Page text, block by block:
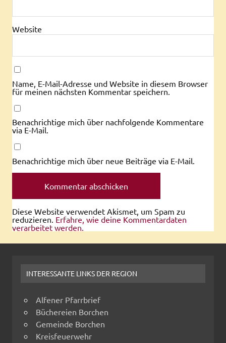
Website
Name, E-Mail-Adresse und Website in diesem Browser
für meinen nächsten Kommentar speichern.
Benachrichtige mich über nachfolgende Kommentare
via E-Mail.
Benachrichtige mich über neue Beiträge via E-Mail.
Diese Website verwendet Akismet, um Spam zu
reduzieren. Erfahre, wie deine Kommentardaten
verarbeitet werden.
INTERESSANTE LINKS DER REGION
Alfener Pfarrbrief
Büchereien Borchen
Gemeinde Borchen
Kreisfeuerwehr